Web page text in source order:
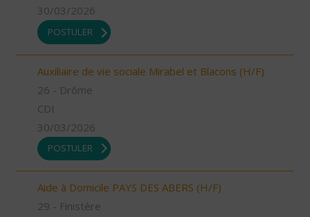
30/03/2026
POSTULER
Auxiliaire de vie sociale Mirabel et Blacons (H/F)
26 - Drôme
CDI
30/03/2026
POSTULER
Aide à Domicile PAYS DES ABERS (H/F)
29 - Finistère